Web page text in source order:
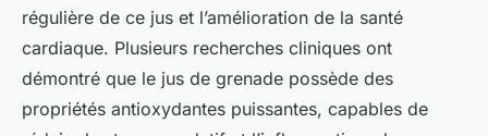
régulière de ce jus et l’amélioration de la santé
cardiaque. Plusieurs recherches cliniques ont
démontré que le jus de grenade possède des
propriétés antioxydantes puissantes, capables de